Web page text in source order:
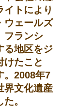
イトにより
ウェールズ
フランシ
る地区をジ
けたこと
。2008年7
界文化遺産
。